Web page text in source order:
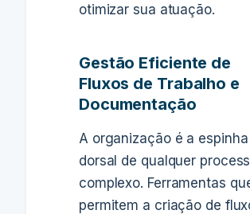
otimizar sua atuação.
Gestão Eficiente de
Fluxos de Trabalho e
Documentação
A organização é a espinha
dorsal de qualquer
complexo. Ferramentas
permitem a criação de